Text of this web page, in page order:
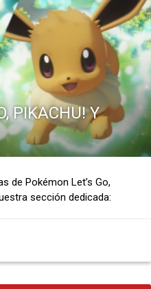
PIKACHU! Y
de Pokémon Let’s Go,
sección dedicada: